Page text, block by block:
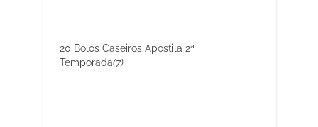
20 Bolos Caseiros Apostila 2ª
Temporada(7)